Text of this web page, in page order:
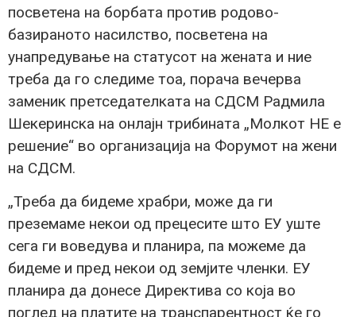
посветена на борбата против родово-
базираното насилство, посветена на
унапредување на статусот на жената и ние
треба да го следиме тоа, порача вечерва
заменик претседателката на СДСМ Радмила
Шекеринска на онлајн трибината „Молкот НЕ е
решение“ во организација на Форумот на жени
на СДСМ.
„Треба да бидеме храбри, може да ги
преземаме некои од прецесите што ЕУ уште
сега ги воведува и планира, па можеме да
бидеме и пред некои од земјите членки. ЕУ
планира да донесе Директива со која во
поглед на платите на транспарентност ќе го